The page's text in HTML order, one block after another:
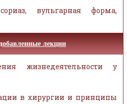
вульгарная форма,
лекции
жизнедеятельности у
в хирургии и принципы